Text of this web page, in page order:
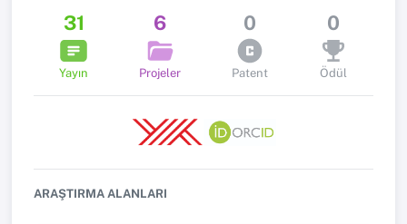
31
Yayın
6
Projeler
0
Patent
0
Ödül
ARAŞTIRMA ALANLARI